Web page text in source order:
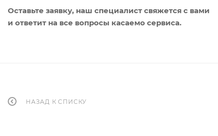
Оставьте заявку, наш специалист свяжется с вами
и ответит на все вопросы касаемо сервиса.
НАЗАД К СПИСКУ